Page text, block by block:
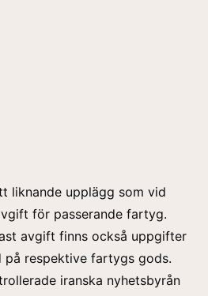
liknande upplägg som vid
för passerande fartyg.
avgift finns också uppgifter
på respektive fartygs gods.
iranska nyhetsbyrån